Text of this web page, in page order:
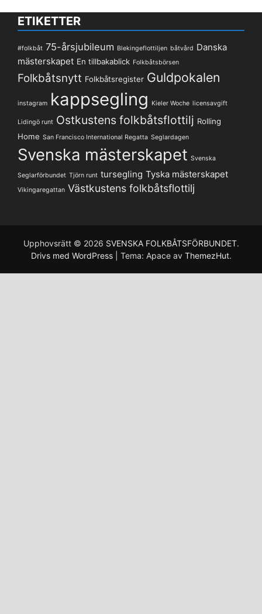
ETIKETTER
#folkbåt 75-årsjubileum Blekingeflottiljen båtvård Danska
mästerskapet En tillbakablick Folkbåtsbörsen
Folkbåtsnytt Folkbåtsregister Guldpokalen
instagram kappsegling Kieler Woche licensavgift
Lidingö runt Ostkustens folkbåtsflottilj Rolling
Home San Francisco International Regatta Seglardagen
Svenska mästerskapet Svenska
Seglarförbundet Tjörn runt tursegling Tyska mästerskapet
Vikingaregattan Västkustens folkbåtsflottilj
Upphovsrätt © 2026 SVENSKA FOLKBÅTSFÖRBUNDET.
Drivs med WordPress
Tema: Apace av ThemezHut.